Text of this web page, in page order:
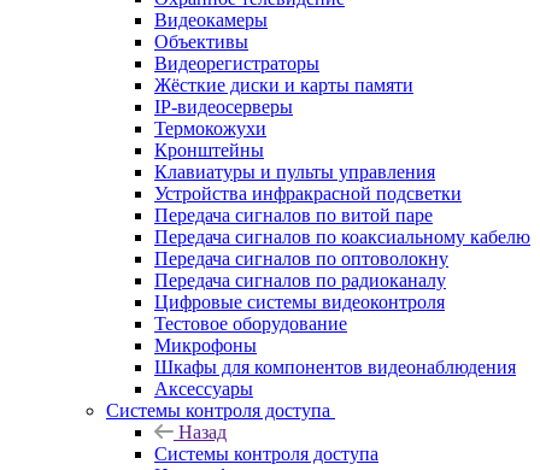
Видеокамеры
Объективы
Видеорегистраторы
Жёсткие диски и карты памяти
IP-видеосерверы
Термокожухи
Кронштейны
Клавиатуры и пульты управления
Устройства инфракрасной подсветки
Передача сигналов по витой паре
Передача сигналов по коаксиальному кабелю
Передача сигналов по оптоволокну
Передача сигналов по радиоканалу
Цифровые системы видеоконтроля
Тестовое оборудование
Микрофоны
Шкафы для компонентов видеонаблюдения
Аксессуары
Системы контроля доступа
Назад
Системы контроля доступа